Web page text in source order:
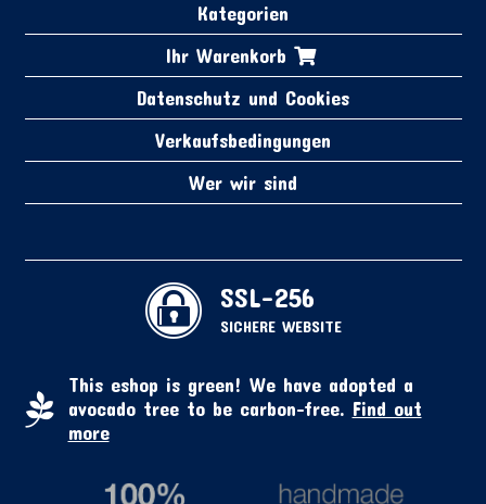
Kategorien
Ihr Warenkorb
Datenschutz und Cookies
Verkaufsbedingungen
Wer wir sind
SSL-256
SICHERE WEBSITE
This eshop is green! We have adopted a
avocado tree to be carbon-free. Find out
more